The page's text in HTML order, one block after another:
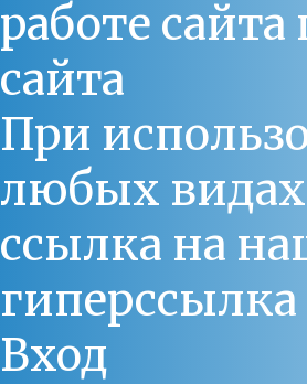
работе
сайта
При
любых
ссылка на
Вход